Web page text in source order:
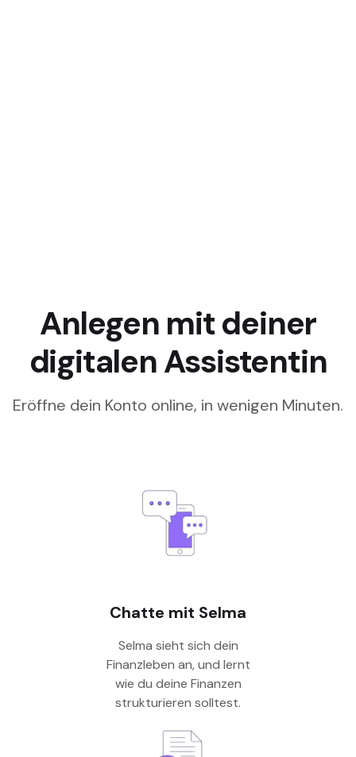
Anlegen mit deiner
digitalen Assistentin
Eröffne dein Konto online, in wenigen Minuten.
Chatte mit Selma
Selma sieht sich dein
Finanzleben an, und lernt
wie du deine Finanzen
strukturieren solltest.